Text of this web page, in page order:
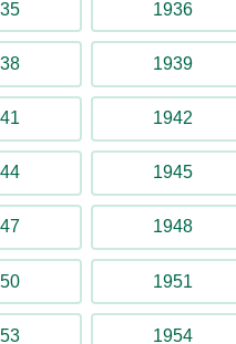
1936
1939
1942
1945
1948
1951
1954